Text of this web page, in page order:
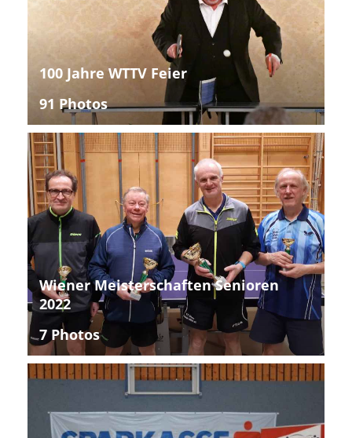
100 Jahre WTTV Feier
91 Photos
Wiener Meisterschaften Senioren
2022
7 Photos